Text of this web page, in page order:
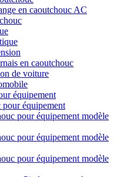
en caoutchouc AC
en caoutchouc
de voiture
équipement
pour équipement modèle
pour équipement modèle
pour équipement modèle